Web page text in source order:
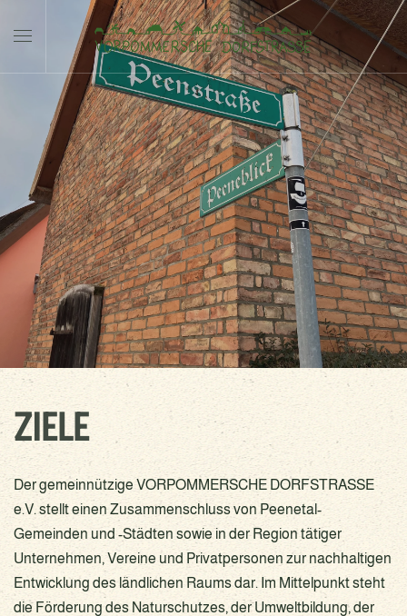
ZIELE
Der gemeinnützige VORPOMMERSCHE DORFSTRASSE
e.V. stellt einen Zusammenschluss von Peenetal-
Gemeinden und -Städten sowie in der Region tätiger
Unternehmen, Vereine und Privatpersonen zur nachhaltigen
Entwicklung des ländlichen Raums dar. Im Mittelpunkt steht
die Förderung des Naturschutzes, der Umweltbildung, der